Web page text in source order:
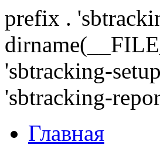
prefix .
'sbtracking-
'sbtracking-
Главная